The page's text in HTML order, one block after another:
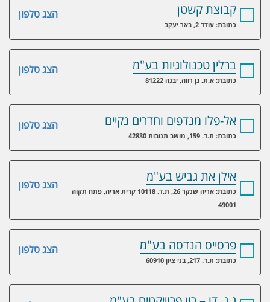
הצג טלפון קבוצת קשטן
כתובת: עודד 2, באר יעקב
הצג טלפון ברלין טכנולוגיות בע"מ
כתובת: א.ת. גן רווה, יבנה 81222
הצג טלפון אל-פלו מנדפים וחדרים נקיים
כתובת: ת.ד. 159, מושב תנובות 42830
הצג טלפון
אילן את גביש בע"מ
כתובת: אריה שנקר 26, ת.ד. 10118 קרית אריה, פתח תקוה
49001
הצג טלפון פרסייס הנדסה בע"מ
כתובת: ת.ד. 217, בני ציון 60910